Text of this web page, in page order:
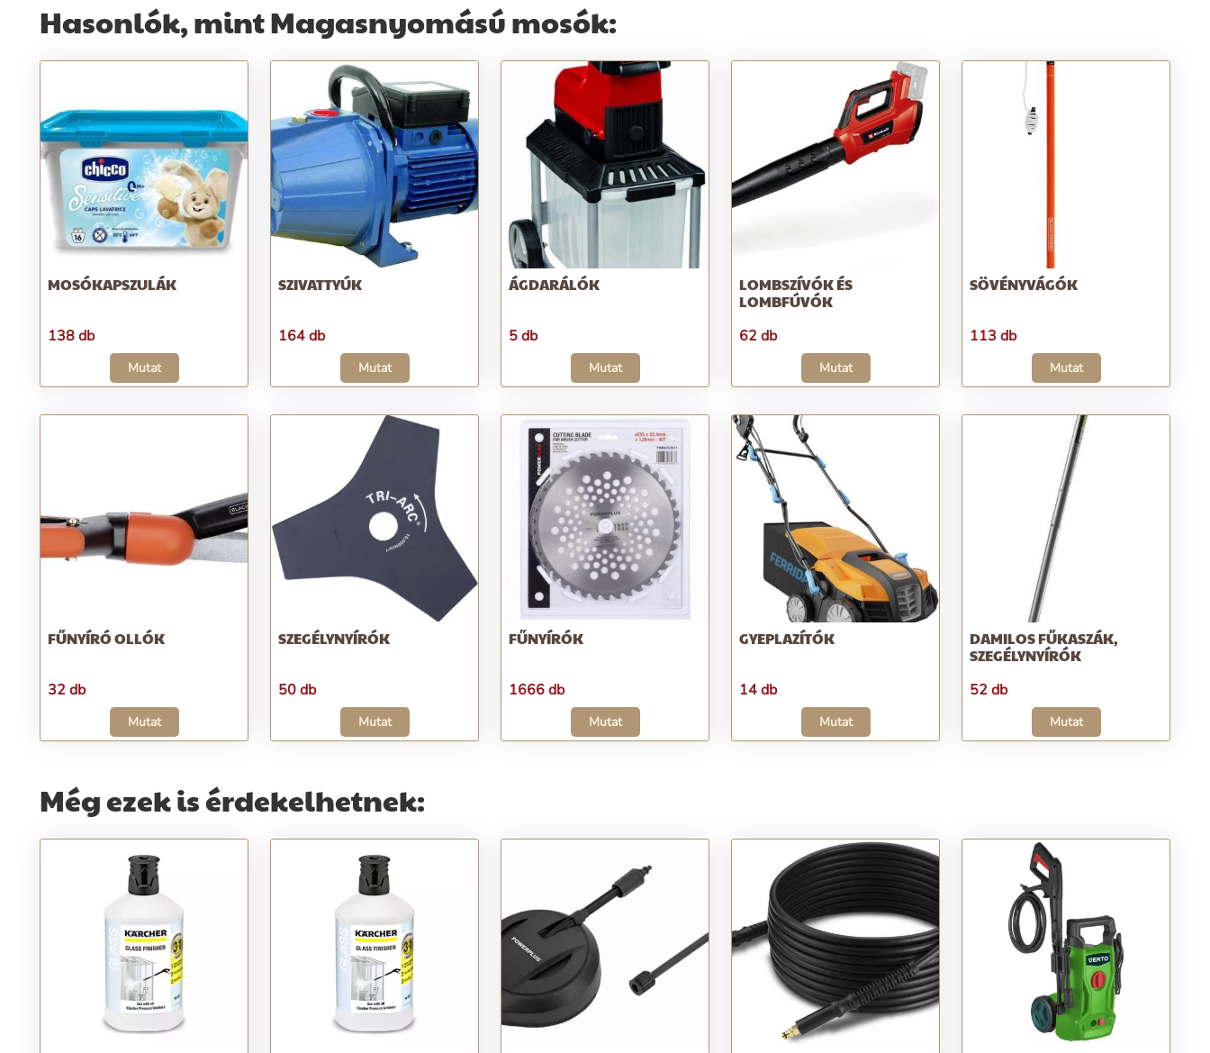
Hasonlók, mint Magasnyomású mosók:
MOSÓKAPSZULÁK
138 db
Mutat
SZIVATTYÚK
164 db
Mutat
ÁGDARÁLÓK
5 db
Mutat
LOMBSZÍVÓK ÉS
LOMBFÚVÓK
62 db
Mutat
SÖVÉNYVÁGÓK
113 db
Mutat
FŰNYÍRÓ OLLÓK
32 db
Mutat
SZEGÉLYNYÍRÓK
50 db
Mutat
FŰNYÍRÓK
1666 db
Mutat
GYEPLAZÍTÓK
14 db
Mutat
DAMILOS FŰKASZÁK,
SZEGÉLYNYÍRÓK
52 db
Mutat
Még ezek is érdekelhetnek: